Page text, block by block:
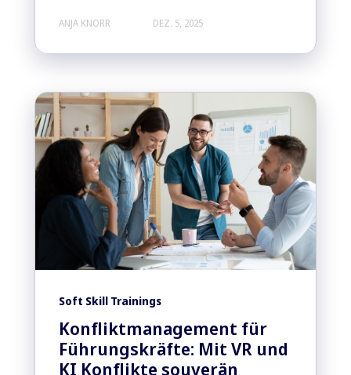
ANJA KNORR DEZ. 5, 2025
Soft Skill Trainings
Konfliktmanagement für
Führungskräfte: Mit VR und
KI Konflikte souverän